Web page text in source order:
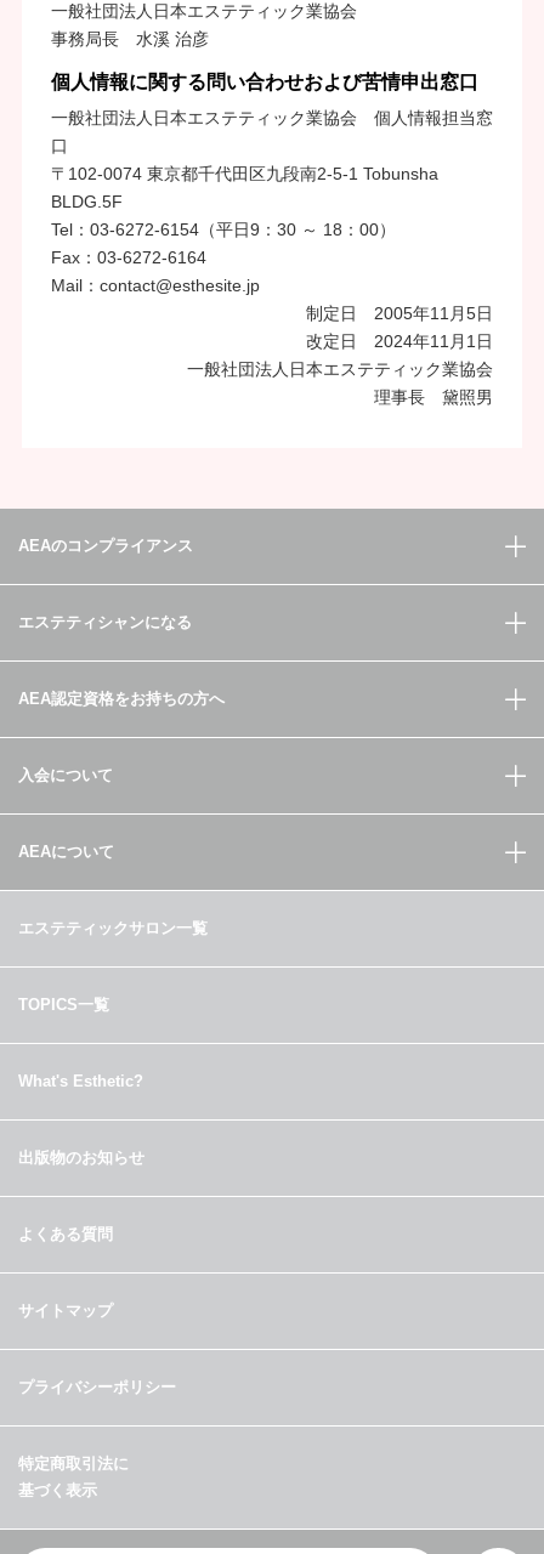
一般社団法人日本エステティック業協会
事務局長 水溪 治彦
個人情報に関する問い合わせおよび苦情申出窓口
一般社団法人日本エステティック業協会 個人情報担当窓
口
〒102-0074 東京都千代田区九段南2-5-1 Tobunsha
BLDG.5F
Tel：03-6272-6154（平日9：30 ～ 18：00）
Fax：03-6272-6164
Mail：contact@esthesite.jp
制定日 2005年11月5日
改定日 2024年11月1日
一般社団法人日本エステティック業協会
理事長 黛照男
AEAのコンプライアンス
エステティシャンになる
AEA認定資格をお持ちの方へ
入会について
AEAについて
エステティックサロン一覧
TOPICS一覧
What's Esthetic?
出版物のお知らせ
よくある質問
サイトマップ
プライバシーポリシー
特定商取引法に
基づく表示